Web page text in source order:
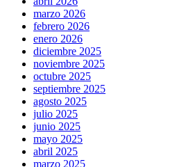
marzo 2026
febrero 2026
enero 2026
diciembre 2025
noviembre 2025
octubre 2025
septiembre 2025
agosto 2025
julio 2025
junio 2025
mayo 2025
abril 2025
marzo 2025